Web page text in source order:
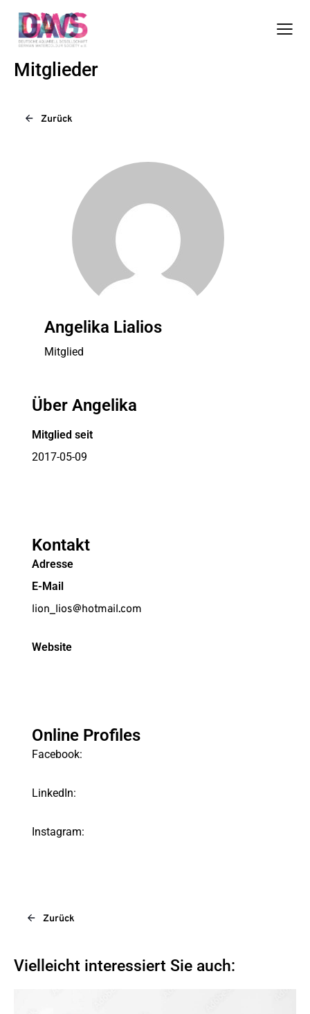
Mitglieder
Zurück
Angelika Lialios
Mitglied
Über Angelika
Mitglied seit
2017-05-09
Kontakt
Adresse
E-Mail
lion_lios@hotmail.com
Website
Online Profiles
Facebook:
LinkedIn:
Instagram:
Zurück
Vielleicht interessiert Sie auch: